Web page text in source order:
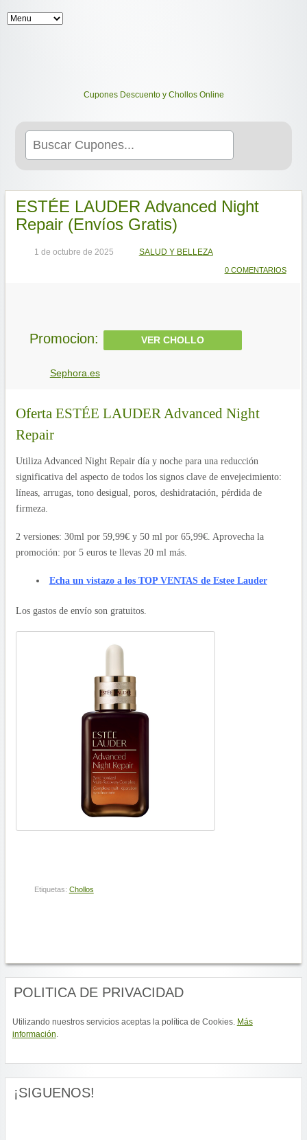
for:
Cupones Descuento y Chollos Online
ESTÉE LAUDER Advanced Night
Repair (Envíos Gratis)
1 de octubre de 2025 SALUD Y BELLEZA
0 COMENTARIOS
Promocion: VER CHOLLO
Sephora.es
Oferta ESTÉE LAUDER Advanced Night
Repair
Utiliza Advanced Night Repair día y noche para una reducción
significativa del aspecto de todos los signos clave de envejecimiento:
líneas, arrugas, tono desigual, poros, deshidratación, pérdida de
firmeza.
2 versiones: 30ml por 59,99€ y 50 ml por 65,99€. Aprovecha la
promoción: por 5 euros te llevas 20 ml más.
Echa un vistazo a los TOP VENTAS de Estee Lauder
Los gastos de envío son gratuitos.
Etiquetas: Chollos
POLITICA DE PRIVACIDAD
Utilizando nuestros servicios aceptas la política de Cookies. Más
información
¡SIGUENOS!